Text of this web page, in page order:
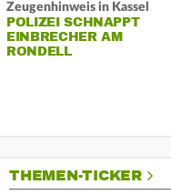
Zeugenhinweis in Kassel
POLIZEI SCHNAPPT
EINBRECHER AM
RONDELL
THEMEN-TICKER